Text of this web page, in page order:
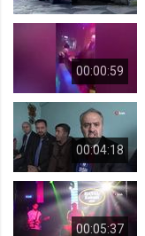
00:00:59
00:04:18
00:05:37